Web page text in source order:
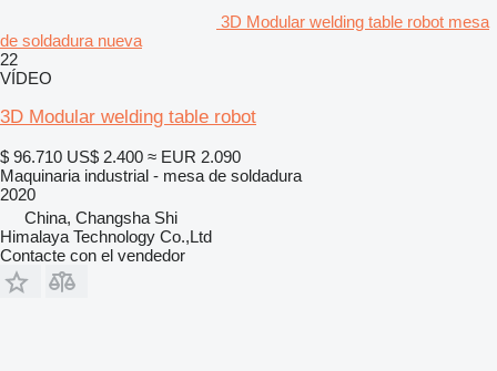
3D Modular welding table robot mesa
de soldadura nueva
22
VÍDEO
3D Modular welding table robot
$ 96.710 US$ 2.400 ≈ EUR 2.090
Maquinaria industrial - mesa de soldadura
2020
China, Changsha Shi
Himalaya Technology Co.,Ltd
Contacte con el vendedor